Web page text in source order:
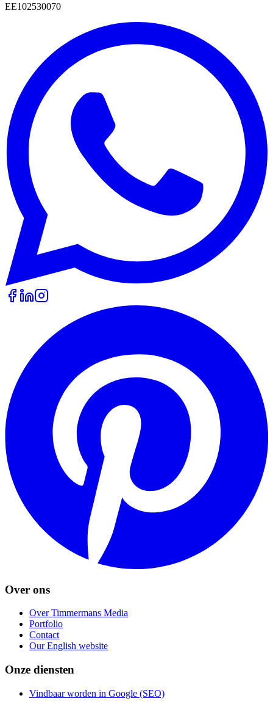
EE102530070
Over ons
Over Timmermans Media
Portfolio
Contact
Our English website
Onze diensten
Vindbaar worden in Google (SEO)